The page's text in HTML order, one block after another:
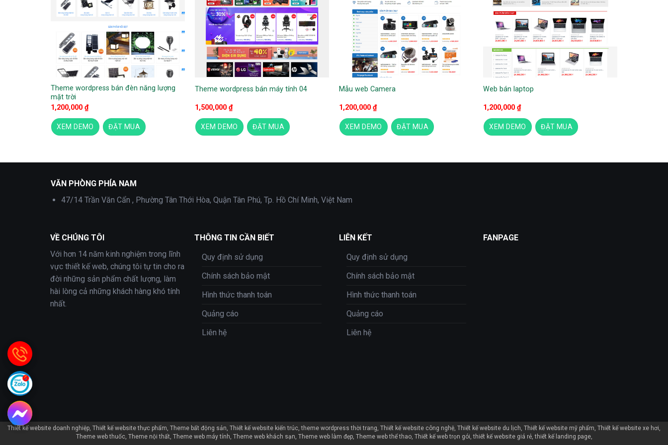
Theme wordpress bán đèn năng lượng
mặt trời
1,200,000 ₫
XEM DEMO ĐẶT MUA
Theme wordpress bán máy tính 04
1,500,000 ₫
XEM DEMO ĐẶT MUA
Mẫu web Camera
1,200,000 ₫
XEM DEMO ĐẶT MUA
Web bán laptop
1,200,000 ₫
XEM DEMO ĐẶT MUA
Theme wordpress dịch vụ mua bán code
VĂN PHÒNG PHÍA NAM
47/14 Trần Văn Cẩn , Phường Tân Thới Hòa, Quận Tân Phú, Tp. Hồ Chí Minh, Việt Nam
VỀ CHÚNG TÔI
Với hơn 14 năm kinh nghiệm trong lĩnh
vực thiết kế web, chúng tôi tự tin cho ra
đời những sản phẩm chất lượng, làm
hài lòng cả những khách hàng khó tính
nhất.
THÔNG TIN CẦN BIẾT
Quy định sử dụng
Chính sách bảo mật
Hình thức thanh toán
Quảng cáo
Liên hệ
LIÊN KẾT
Quy định sử dụng
Chính sách bảo mật
Hình thức thanh toán
Quảng cáo
Liên hệ
FANPAGE
Thiết kế website doanh nghiệp Thiết kế website thực phẩm Theme bất động sản Thiết kế website kiến trúc theme wordpress thời trang Thiết kế website công nghệ Thiết kế website du lịch Thiết kế website mỹ phẩm Thiết kế website xe hơi
Theme web thuốc Theme nội thất Theme web máy tính Theme web khách sạn Theme web làm đẹp Theme web thể thao Thiết kế web trọn gói thiết kế website giá rẻ thiết kế landing page